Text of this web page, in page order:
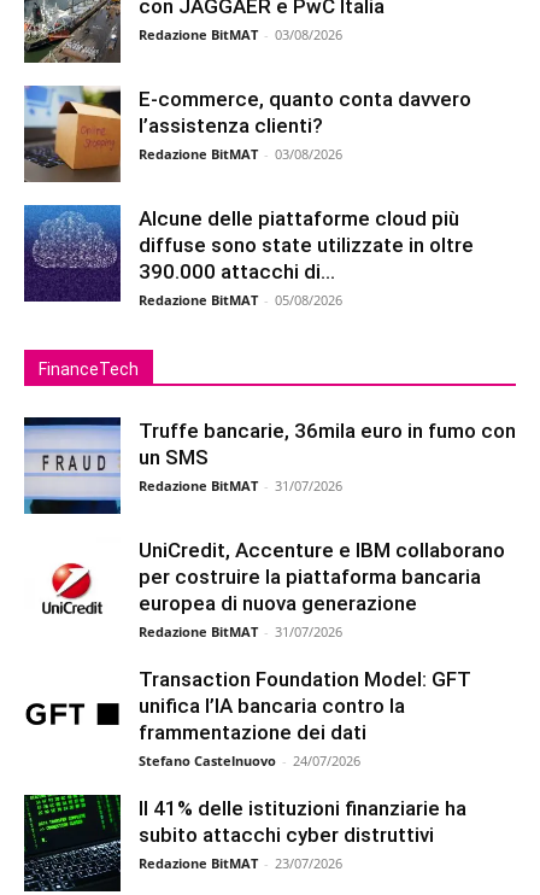
con JAGGAER e PwC Italia
Redazione BitMAT - 03/08/2026
E-commerce, quanto conta davvero
l’assistenza clienti?
Redazione BitMAT - 03/08/2026
Alcune delle piattaforme cloud più
diffuse sono state utilizzate in oltre
390.000 attacchi di...
Redazione BitMAT - 05/08/2026
FinanceTech
Truffe bancarie, 36mila euro in fumo con
un SMS
Redazione BitMAT - 31/07/2026
UniCredit, Accenture e IBM collaborano
per costruire la piattaforma bancaria
europea di nuova generazione
Redazione BitMAT - 31/07/2026
Transaction Foundation Model: GFT
unifica l’IA bancaria contro la
frammentazione dei dati
Stefano Castelnuovo - 24/07/2026
Il 41% delle istituzioni finanziarie ha
subito attacchi cyber distruttivi
Redazione BitMAT - 23/07/2026